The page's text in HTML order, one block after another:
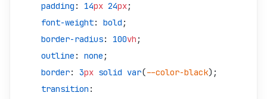
    padding
: 14px 24px;
    font-weight
: bold ;
    border-radius
: 100vh ;
    outline
: none ;
    border
: 3px solid var(--color-black);
    transition
: